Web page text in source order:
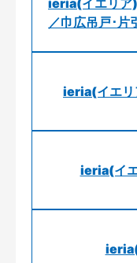
／巾広吊戸･片
ieria(イエリ
ieria(イ